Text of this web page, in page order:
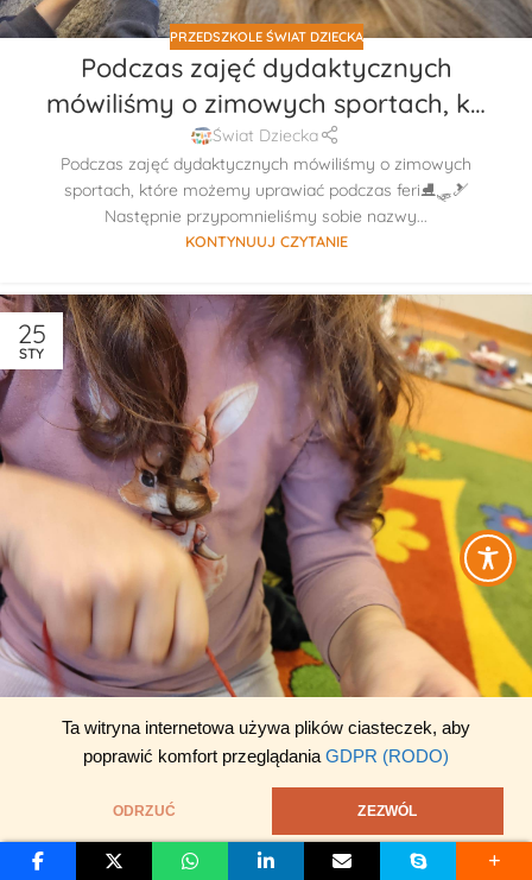
Ta witryna internetowa używa plików ciasteczek, aby
poprawić komfort przeglądania GDPR (RODO)
ODRZUĆ ZEZWÓL
PRZEDSZKOLE ŚWIAT DZIECKA
Podczas zajęć dydaktycznych
mówiliśmy o zimowych sportach, k…
Świat Dziecka
Podczas zajęć dydaktycznych mówiliśmy o zimowych
sportach, które możemy uprawiać podczas feri⛸️🛷🎿
Następnie przypomnieliśmy sobie nazwy...
KONTYNUUJ CZYTANIE
25
STY